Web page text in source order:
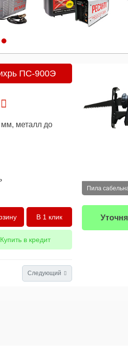
ПС-900Э
мм, металл до
В 1 клик
Купить в кредит
Следующий
Пила